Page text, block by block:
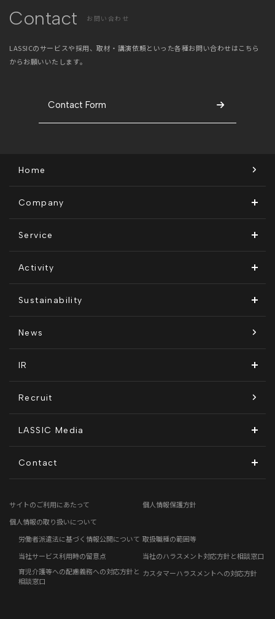
Contact お問い合わせ
LASSICのサービスや採用、取材・講演依頼といった各種お問い合わせはこちら
からお願いいたします。
Contact Form
Home
Company
ビジョン・ミッション
会社概要
沿革
Service
Remogu（リモグ）・リラシク
Remoguフリーランス
Activity
メディア運営
テレリモ総研
Sustainability
SDGsに対する取り組み
コンプライアンス推進体制
News
IR
開示情報
コーポレート・ガバナンス
Recruit
LASSIC Media
地方創生コラム
お客さまの声
社員の声
事例紹介
Contact
サイトのご利用にあたって
個人情報保護方針
個人情報の取り扱いについて
労働者派遣法に基づく情報公開について 取扱職種の範囲等
当社サービス利用時の留意点
当社のハラスメント対応方針と相談窓口
育児介護等への配慮義務への対応方針と
相談窓口
カスタマーハラスメントへの対応方針